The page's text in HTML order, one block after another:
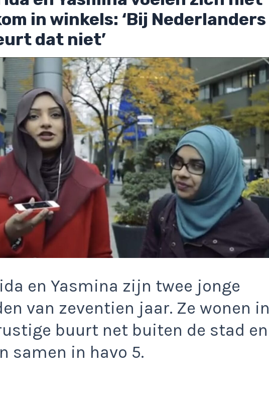
in winkels: ‘Bij Nederlanders
dat niet’
en Yasmina zijn twee jonge
van zeventien jaar. Ze wonen in
buurt net buiten de stad en
samen in havo 5.